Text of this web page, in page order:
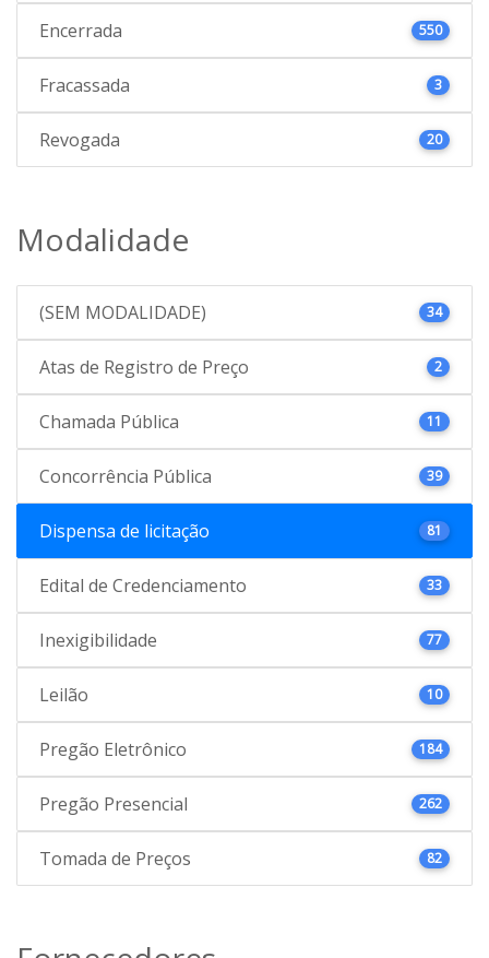
Encerrada 550
Fracassada 3
Revogada 20
Modalidade
(SEM MODALIDADE) 34
Atas de Registro de Preço 2
Chamada Pública 11
Concorrência Pública 39
Dispensa de licitação 81
Edital de Credenciamento 33
Inexigibilidade 77
Leilão 10
Pregão Eletrônico 184
Pregão Presencial 262
Tomada de Preços 82